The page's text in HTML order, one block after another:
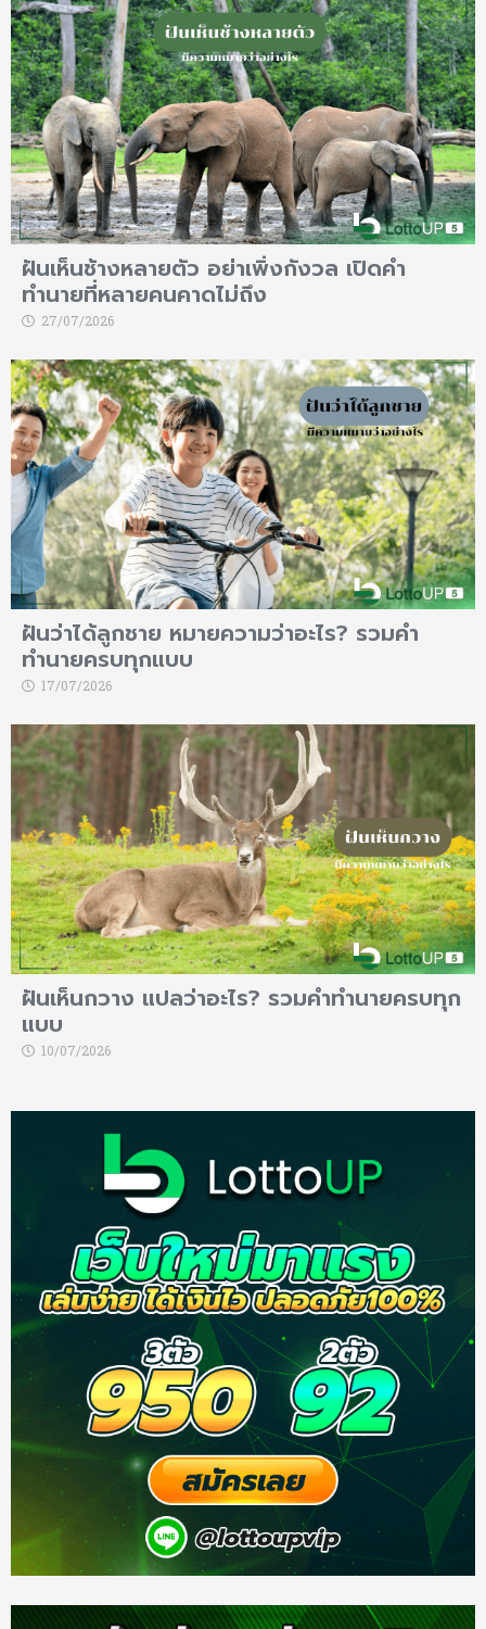
ฝันเห็นช้างหลายตัว อย่าเพิ่งกังวล เปิดคำ
ทำนายที่หลายคนคาดไม่ถึง
27/07/2026
ฝันว่าได้ลูกชาย หมายความว่าอะไร? รวมคำ
ทำนายครบทุกแบบ
17/07/2026
ฝันเห็นกวาง แปลว่าอะไร? รวมคำทำนายครบทุก
แบบ
10/07/2026